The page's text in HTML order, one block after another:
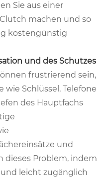
Sie aus einer
machen und so
kostengünstig
und des Schutzes
frustrierend sein,
Schlüssel, Telefone
des Hauptfachs
und
dieses Problem, indem
leicht zugänglich